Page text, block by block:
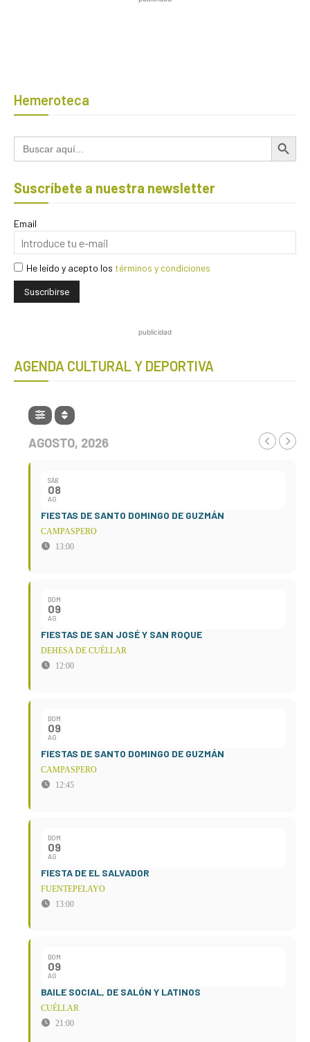
Hemeroteca
Buscar: Botón de
Suscríbete a nuestra newsletter
Email
He leído y acepto los términos y condiciones
publicidad
AGENDA CULTURAL Y DEPORTIVA
AGOSTO, 2026
SÁB
08
AG
FIESTAS DE SANTO DOMINGO DE GUZMÁN
CAMPASPERO
13:00
DOM
09
AG
FIESTAS DE SAN JOSÉ Y SAN ROQUE
DEHESA DE CUÉLLAR
12:00
DOM
09
AG
FIESTAS DE SANTO DOMINGO DE GUZMÁN
CAMPASPERO
12:45
DOM
09
AG
FIESTA DE EL SALVADOR
FUENTEPELAYO
13:00
DOM
09
AG
BAILE SOCIAL, DE SALÓN Y LATINOS
CUÉLLAR
21:00